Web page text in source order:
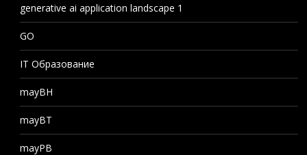
generative ai application landscape 1
GO
IT Образование
mayBH
mayBT
mayPB